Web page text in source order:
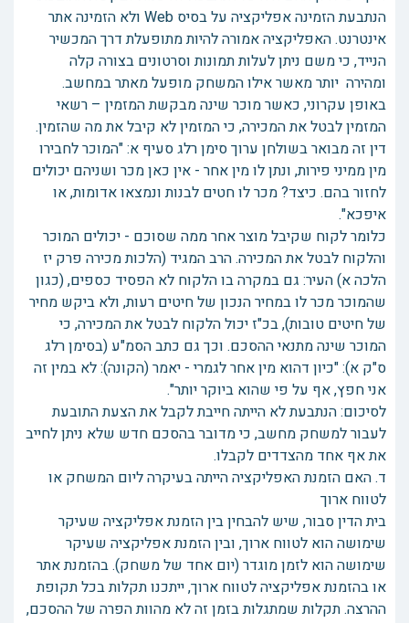
הנתבעת הזמינה אפליקציה על בסיס Web ולא הזמינה אתר
אינטרנט. האפליקציה אמורה להיות מתופעלת דרך המכשיר
הנייד, כי משם ניתן לעלות תמונות וסרטונים בצורה קלה
ומהירה יותר מאשר אילו המשחק מופעל מאתר במחשב.
באופן עקרוני, כאשר מוכר שינה מבקשת המזמין – רשאי
המזמין לבטל את המכירה, כי המזמין לא קיבל את מה שהזמין.
דין זה מבואר בשולחן ערוך סימן רלג סעיף א: "המוכר לחבירו
מין ממיני פירות, ונתן לו מין אחר - אין כאן מכר ושניהם יכולים
לחזור בהם. כיצד? מכר לו חטים לבנות ונמצאו אדומות, או
איפכא".
כלומר לקוח שקיבל מוצר אחר ממה שסוכם - יכולים המוכר
והלקוח לבטל את המכירה. הרב המגיד (הלכות מכירה פרק יז
הלכה א) העיר: גם במקרה בו הלקוח לא הפסיד כספים, (כגון
שהמוכר מכר לו במחיר הנכון של חיטים רעות, ולא ביקש מחיר
של חיטים טובות), בכ"ז יכול הלקוח לבטל את המכירה, כי
המוכר שינה מתנאי ההסכם. וכך גם כתב הסמ"ע (בסימן רלג
ס"ק א): "כיון דהוא מין אחר לגמרי - יאמר (הקונה): לא במין זה
אני חפץ, אף על פי שהוא ביוקר יותר".
לסיכום: הנתבעת לא הייתה חייבת לקבל את הצעת התובעת
לעבור למשחק מחשב, כי מדובר בהסכם חדש שלא ניתן לחייב
את אף אחד מהצדדים לקבלו.
ד. האם הזמנת האפליקציה הייתה בעיקרה ליום המשחק או
לטווח ארוך
בית הדין סבור, שיש להבחין בין הזמנת אפליקציה שעיקר
שימושה הוא לטווח ארוך, ובין הזמנת אפליקציה שעיקר
שימושה הוא לזמן מוגדר (יום אחד של משחק). בהזמנת אתר
או בהזמנת אפליקציה לטווח ארוך, ייתכנו תקלות בכל תקופת
ההרצה. תקלות שמתגלות בזמן זה לא מהוות הפרה של ההסכם,